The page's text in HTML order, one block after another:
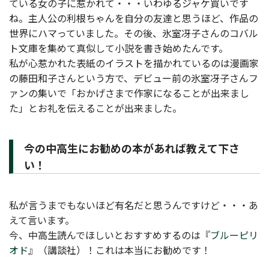
ている女の子に惹かれて・・・いわゆるジャケ買いです
ね。主人公の利根ちゃんを自分の友達と思うほど、作品の
世界にハマっていました。その後、氷室冴子さんのコバル
ト文庫を集めて真似して小説を書き始めたんです。
私が心惹かれた表紙のイラストを描かれているのは漫画家
の藤田和子さんという方で、デビュー前の氷室冴子さんフ
ァンの集いで「おかげさまで作家になることが出来まし
た」とお礼を伝えることが出来ました。
今の中高生にお勧めの本があれば教えて下さ
い！
私が言うまでもないほど有名だと思うんですけど・・・あ
えて言います。
今、中高生読んでほしいとおすすめするのは『ブルーピリ
オド』（講談社）！これは本当にお勧めです！